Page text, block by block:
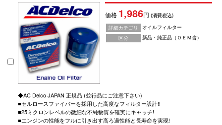
価格 1,986円(消費税込)
詳細カテゴリ
オイルフィルター
区分
新品・純正品（ＯＥＭ含）
◆AC Delco JAPAN 正規品 (並行品にご注意下さい)
■セルロースファイバーを採用した高度なフィルター設計!!
■25ミクロンレベルの微細な不純物質を確実にキャッチ!
■エンジンの性能をフルに引き出す高ろ過性能と長寿命を実現!